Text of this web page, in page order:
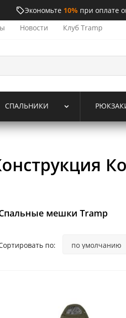
Экономьте 10%при оплате
Новости Клуб Tramp
СПАЛЬНИКИ
мешки Tramp
по: